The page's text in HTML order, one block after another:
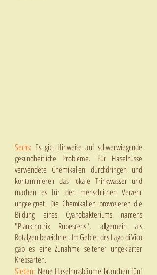
Sechs: Es gibt Hinweise auf schwerwiegende
gesundheitliche Probleme. Für Haselnüsse
verwendete Chemikalien durchdringen und
kontaminieren das lokale Trinkwasser und
machen es für den menschlichen Verzehr
ungeeignet. Die Chemikalien provozieren die
Bildung eines Cyanobakteriums namens
"Plankthotrix Rubescens", allgemein als
Rotalgen bezeichnet. Im Gebiet des Lago di Vico
gab es eine Zunahme seltener ungeklärter
Krebsarten.
Sieben: Neue Haselnussbäume brauchen fünf